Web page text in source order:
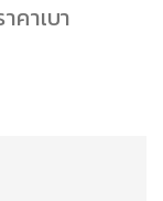
คาเบา